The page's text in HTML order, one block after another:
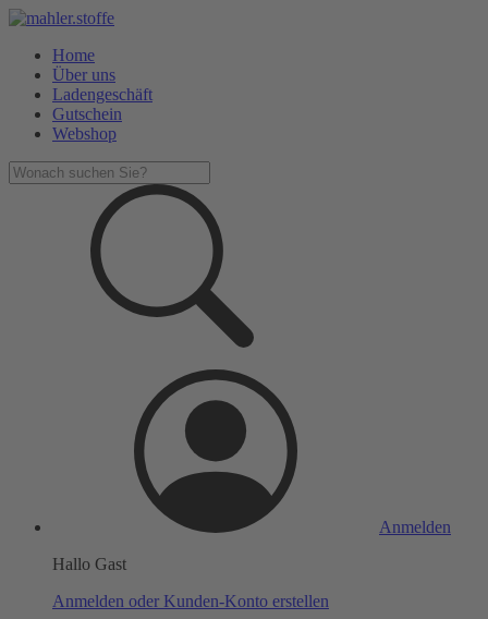
Home
Über uns
Ladengeschäft
Gutschein
Webshop
Anmelden
Hallo Gast
Anmelden oder Kunden-Konto erstellen